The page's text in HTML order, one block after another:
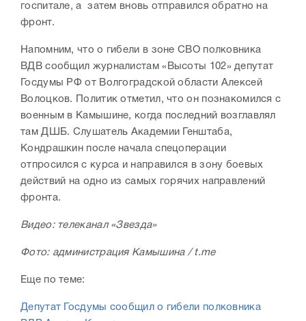
госпитале, а затем вновь отправился обратно на
фронт.
Напомним, что о гибели в зоне СВО полковника
ВДВ сообщил журналистам «Высоты 102» депутат
Госдумы РФ от Волгоградской области Алексей
Волоцков. Политик отметил, что он познакомился с
военным в Камышине, когда последний возглавлял
там ДШБ. Слушатель Академии Генштаба,
Кондрашкин после начала спецоперации
отпросился с курса и направился в зону боевых
действий на одно из самых горячих направлений
фронта.
Видео: телеканал «Звезда»
Фото: администрация Камышина / t.me
Еще по теме:
Депутат Госдумы сообщил о гибели полковника